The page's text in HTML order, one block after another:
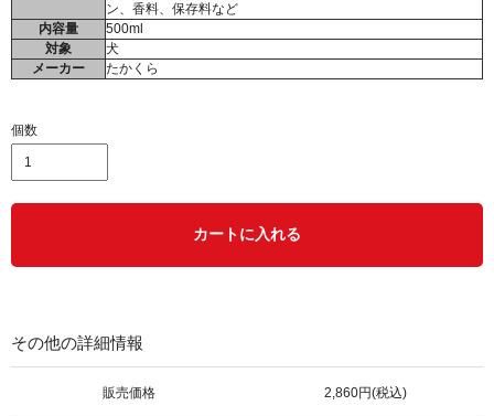
ン、香料、保存料など
内容量
500ml
対象
犬
メーカー
たかくら
個数
カートに入れる
その他の詳細情報
販売価格 2,860円(税込)